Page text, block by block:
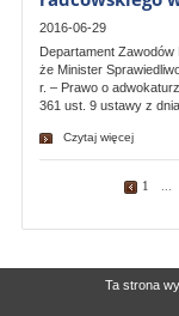
2016-06-29
Departament
że Minister
r. – Prawo o
361 ust. 9 ustawy z dnia
Czytaj więcej
1
Polityka Prywatności
Ta strona